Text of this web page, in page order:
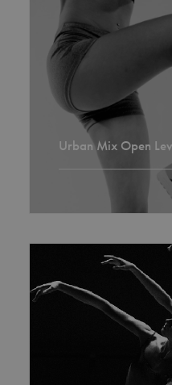
Urban Mix Open